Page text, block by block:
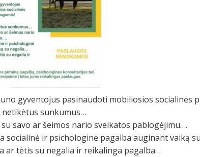
gyventojus pasinaudoti mobiliosios socialinės
netikėtus sunkumus…
su savo ar šeimos nario sveikatos pablogėjimu….
socialinė ir psichologinė pagalba auginant vaiką
ar tėtis su negalia ir reikalinga pagalba…